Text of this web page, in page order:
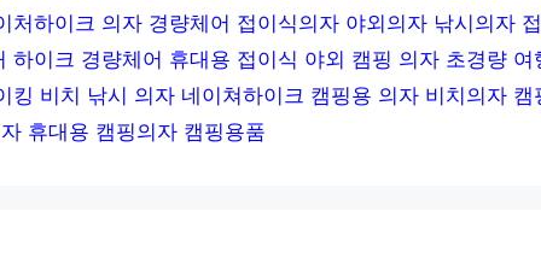
처하이크 의자 경량체어 접이식의자 야외의자 낚시의자
하이크 경량체어 휴대용 접이식 야외 캠핑 의자 초경량 여
킹 비치 낚시 의자 네이쳐하이크 캠핑용 의자 비치의자 캠
휴대용 캠핑의자 캠핑용품